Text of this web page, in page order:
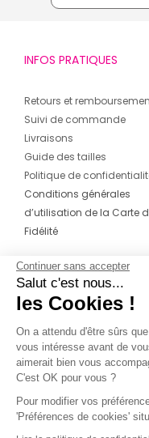
INFOS PRATIQUES
Retours et
Suivi de commande
Livraisons
Guide des tailles
Politique de
Conditions générales
d’utilisation de la Carte
Fidélité
CONTACT
04 42 20 78 42
Du lundi au jeudi de 8h30 à
vendredi de 8h30 à 15h30
Continuer sans accepter
Salut c'est nous...
les Cookies !
On a attendu d'être sûrs
vous intéresse avant de
aimerait bien vous
C'est OK pour vous ?
Pour modifier vos
'Préférences de cookies'